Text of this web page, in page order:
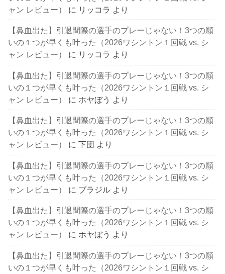
ャン レビュー）
に リッコラ より
【鼻血出た】引退間際の選手のプレーじゃない！3つの願
いの１つが早くも叶った（2026ワシントン１回戦 vs. シ
ャン レビュー）
に リッコラ より
【鼻血出た】引退間際の選手のプレーじゃない！3つの願
いの１つが早くも叶った（2026ワシントン１回戦 vs. シ
ャン レビュー）
に ホヤぼう より
【鼻血出た】引退間際の選手のプレーじゃない！3つの願
いの１つが早くも叶った（2026ワシントン１回戦 vs. シ
ャン レビュー）
に下団 より
【鼻血出た】引退間際の選手のプレーじゃない！3つの願
いの１つが早くも叶った（2026ワシントン１回戦 vs. シ
ャン レビュー）
に ブラジル より
【鼻血出た】引退間際の選手のプレーじゃない！3つの願
いの１つが早くも叶った（2026ワシントン１回戦 vs. シ
ャン レビュー）
に ホヤぼう より
【鼻血出た】引退間際の選手のプレーじゃない！3つの願
いの１つが早くも叶った（2026ワシントン１回戦 vs. シ